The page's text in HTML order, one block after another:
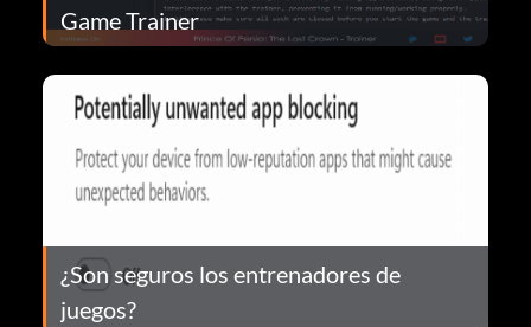
Game Trainer
¿Son seguros los entrenadores de
juegos?